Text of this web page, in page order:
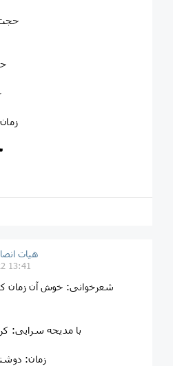
📅
هیات
13:41
🎙 با مدیحه سرایی:
📅 زمان: دوشنبه| ۲۵